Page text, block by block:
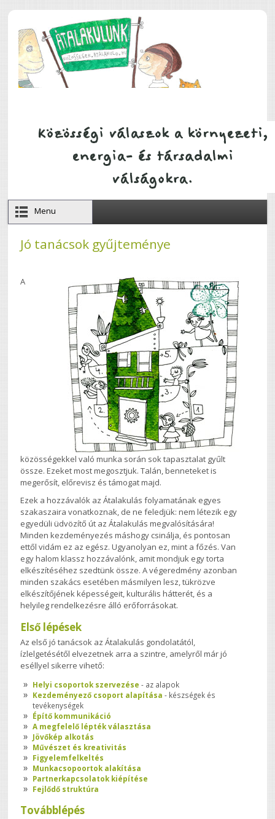
Menu
Jó tanácsok gyűjteménye
A
közösségekkel való munka során sok tapasztalat gyűlt
össze. Ezeket most megosztjuk. Talán, benneteket is
megerősít, előrevisz és támogat majd.
Ezek a hozzávalók az Átalakulás folyamatának egyes
szakaszaira vonatkoznak, de ne feledjük: nem létezik egy
egyedüli üdvözítő út az Átalakulás megvalósítására!
Minden kezdeményezés máshogy csinálja, és pontosan
ettől vidám ez az egész. Ugyanolyan ez, mint a főzés. Van
egy halom klassz hozzávalónk, amit mondjuk egy torta
elkészítéséhez szedtünk össze. A végeredmény azonban
minden szakács esetében másmilyen lesz, tükrözve
elkészítőjének képességeit, kulturális hátterét, és a
helyileg rendelkezésre álló erőforrásokat.
Első lépések
Az első jó tanácsok az Átalakulás gondolatától,
ízlelgetésétől elvezetnek arra a szintre, amelyről már jó
eséllyel sikerre vihető:
Helyi csoportok szervezése - az alapok
Kezdeményező csoport alapítása - készségek és
tevékenységek
Építő kommunikáció
A megfelelő lépték választása
Jövőkép alkotás
Művészet és kreativitás
Figyelemfelkeltés
Munkacsopoortok alakítása
Partnerkapcsolatok kiépítése
Fejlődő struktúra
Továbblépés